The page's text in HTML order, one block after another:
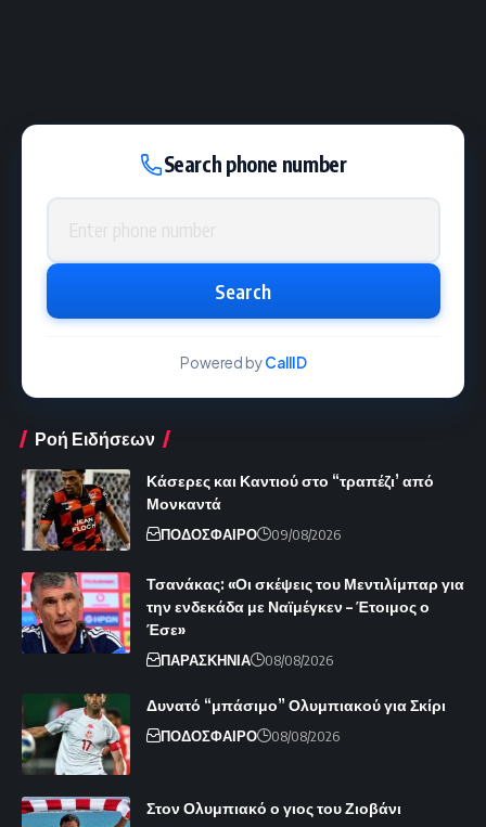
Search phone number
Phone number
Search
Powered byCallID
Ροή Ειδήσεων
Κάσερες και Καντιού στο “τραπέζι’ από
Μονκαντά
ΠΟΔΟΣΦΑΙΡΟ 09/08/2026
Τσανάκας: «Οι σκέψεις του Μεντιλίμπαρ για
την ενδεκάδα με Ναϊμέγκεν – Έτοιμος ο
Έσε»
ΠΑΡΑΣΚΗΝΙΑ 08/08/2026
Δυνατό “μπάσιμο” Ολυμπιακού για Σκίρι
ΠΟΔΟΣΦΑΙΡΟ 08/08/2026
Στον Ολυμπιακό ο γιος του Ζιοβάνι